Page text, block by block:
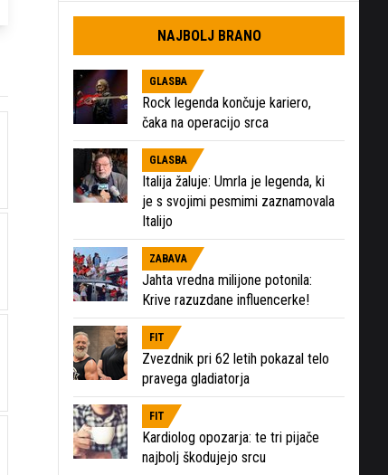
NAJBOLJ BRANO
GLASBA
Rock legenda končuje kariero,
čaka na operacijo srca
GLASBA
Italija žaluje: Umrla je legenda, ki
je s svojimi pesmimi zaznamovala
Italijo
ZABAVA
Jahta vredna milijone potonila:
Krive razuzdane influencerke!
FIT
Zvezdnik pri 62 letih pokazal telo
pravega gladiatorja
FIT
Kardiolog opozarja: te tri pijače
najbolj škodujejo srcu